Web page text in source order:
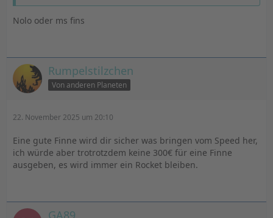
Nolo oder ms fins
Rumpelstilzchen
Von anderen Planeten
22. November 2025 um 20:10
Eine gute Finne wird dir sicher was bringen vom Speed her,
ich würde aber trotrotzdem keine 300€ für eine Finne
ausgeben, es wird immer ein Rocket bleiben.
GA89